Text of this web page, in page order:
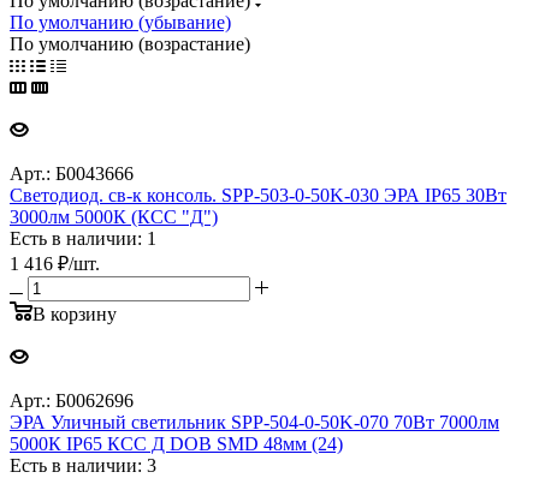
По умолчанию (убывание)
По умолчанию (возрастание)
Арт.: Б0043666
Светодиод. св-к консоль. SPP-503-0-50K-030 ЭРА IP65 30Вт
3000лм 5000К (КСС "Д")
Есть в наличии: 1
1 416 ₽/шт.
В корзину
Арт.: Б0062696
ЭРА Уличный светильник SPP-504-0-50K-070 70Вт 7000лм
5000К IP65 КСС Д DOB SMD 48мм (24)
Есть в наличии: 3